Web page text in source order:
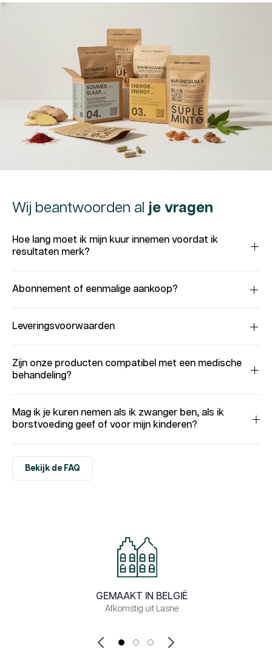
Wij beantwoorden al je vragen
Hoe lang moet ik mijn kuur innemen voordat ik
resultaten merk?
Abonnement of eenmalige aankoop?
Leveringsvoorwaarden
Zijn onze producten compatibel met een medische
behandeling?
Mag ik je kuren nemen als ik zwanger ben, als ik
borstvoeding geef of voor mijn kinderen?
Bekijk de FAQ
GEMAAKT IN BELGIË
Afkomstig uit Lasne